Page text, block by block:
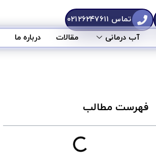
تماس ۰۲۱۲۶۲۴۷۶۱۱
آب درمانی مقالات درباره ما
فهرست مطالب